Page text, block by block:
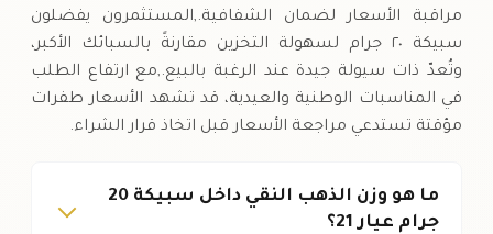
مراقبة الأسعار لضمان الشفافية.,المستثمرون يفضلون
سبيكة ٢٠ جرام لسهولة التخزين مقارنةً بالسبائك الأكبر،
وتُعدّ ذات سيولة جيدة عند الرغبة بالبيع.,مع ارتفاع الطلب
في المناسبات الوطنية والعيدية، قد تشهد الأسعار طفرات
مؤقتة تستدعي مراجعة الأسعار قبل اتخاذ قرار الشراء.
ما هو وزن الذهب النقي داخل سبيكة 20
جرام عيار 21؟